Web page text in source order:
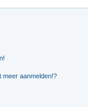
meer aanmelden!?